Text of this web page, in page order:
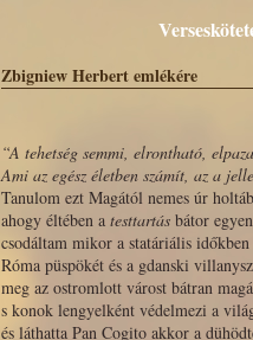
Zbigniew Herbert emlékére
“A tehetség semmi, elrontható,
Ami az egész életben számít, az a
Tanulom ezt Magától nemes úr
ahogy éltében a testtartás bátor
csodáltam mikor a statáriális időkben
Róma püspökét és a gdanski
meg az ostromlott várost bátran
s konok lengyelként védelmezi a
és láthatta Pan Cogito akkor a